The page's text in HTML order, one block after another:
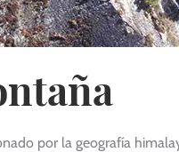
por la geografía